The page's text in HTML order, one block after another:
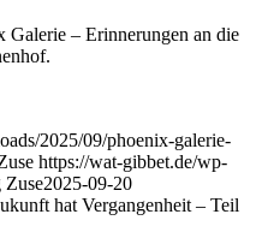
Galerie – Erinnerungen an die
2025/09/phoenix-galerie-
https://wat-gibbet.de/wp-
Zuse2025-09-20
hat Ver­gangenheit – Teil